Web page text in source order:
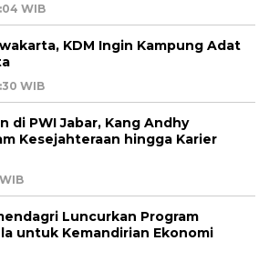
WIB
KDM Ingin Kampung Adat
WIB
di PWI Jabar, Kang Andhy
Kesejahteraan hingga Karier
Luncurkan Program
untuk Kemandirian Ekonomi